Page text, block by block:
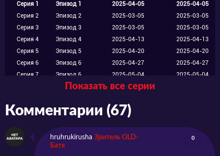
Серия 1
Эпизод 1 2025-04-05
2025-04-05
Серия 2
Эпизод 2 2025-03-05
2025-03-05
Серия 3
Эпизод 3 2025-03-05
2025-03-05
Серия 4
Эпизод 4 2025-04-13
2025-04-13
Серия 5
Эпизод 5 2025-04-20
2025-04-20
Серия 6
Эпизод 6 2025-04-27
2025-04-27
Серия 7
Эпизод 6 2025-05-04
2025-05-04
Эпизод 8 2025-05-11
Показать все серии
Комментарии (67)
hruhrukirusha Зритель OLD-
Батя
0